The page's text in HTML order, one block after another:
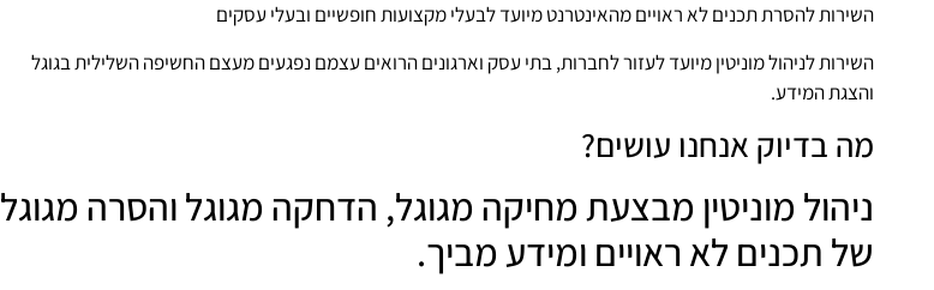
השירות להסרת תכנים לא ראויים מהאינטרנט מיועד לבעלי מקצועות חופשיים ובעלי עסקים
השירות לניהול מוניטין מיועד לעזור לחברות, בתי עסק וארגונים הרואים עצמם נפגעים מעצם החשיפה השלילית בגוגל
והצגת המידע.
מה בדיוק אנחנו עושים?
ניהול מוניטין מבצעת מחיקה מגוגל, הדחקה מגוגל והסרה מגוגל
של תכנים לא ראויים ומידע מביך.